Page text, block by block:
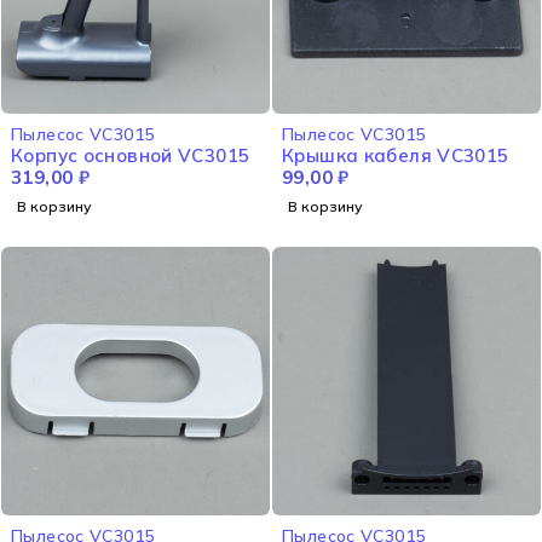
Пылесос VC3015
Корпус основной VC3015
319,00 ₽
В корзину
Пылесос VC3015
Крышка кабеля VC3015
99,00₽
В корзину
Пылесос VC3015 Пылесос VC3015